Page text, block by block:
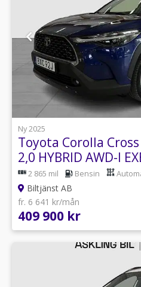
1
Ny 2025
Toyota Corolla Cross
2,0 HYBRID AWD-I
2 865 mil Bensin
Biltjänst AB
fr. 6 641 kr/mån
409 900 kr